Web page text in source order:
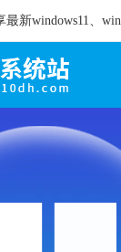
新windows11、